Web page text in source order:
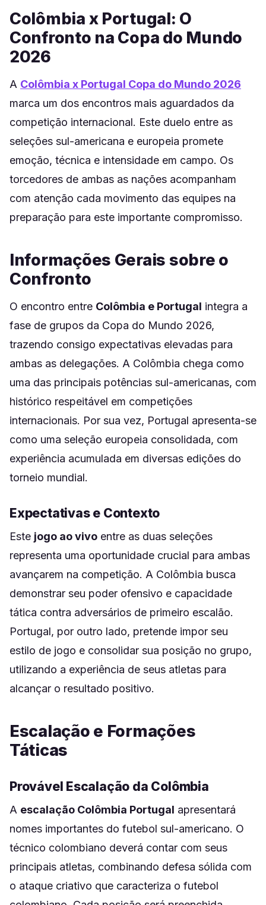
Colômbia x Portugal: O
Confronto na Copa do Mundo
2026
A Colômbia x Portugal Copa do Mundo 2026
marca um dos encontros mais aguardados da
competição internacional. Este duelo entre as
seleções sul-americana e europeia promete
emoção, técnica e intensidade em campo. Os
torcedores de ambas as nações acompanham
com atenção cada movimento das equipes na
preparação para este importante compromisso.
Informações Gerais sobre o
Confronto
O encontro entre Colômbia e Portugal integra a
fase de grupos da Copa do Mundo 2026,
trazendo consigo expectativas elevadas para
ambas as delegações. A Colômbia chega como
uma das principais potências sul-americanas, com
histórico respeitável em competições
internacionais. Por sua vez, Portugal apresenta-se
como uma seleção europeia consolidada, com
experiência acumulada em diversas edições do
torneio mundial.
Expectativas e Contexto
Este jogo ao vivo entre as duas seleções
representa uma oportunidade crucial para ambas
avançarem na competição. A Colômbia busca
demonstrar seu poder ofensivo e capacidade
tática contra adversários de primeiro escalão.
Portugal, por outro lado, pretende impor seu
estilo de jogo e consolidar sua posição no grupo,
utilizando a experiência de seus atletas para
alcançar o resultado positivo.
Escalação e Formações
Táticas
Provável Escalação da Colômbia
A escalação Colômbia Portugal apresentará
nomes importantes do futebol sul-americano. O
técnico colombiano deverá contar com seus
principais atletas, combinando defesa sólida com
o ataque criativo que caracteriza o futebol